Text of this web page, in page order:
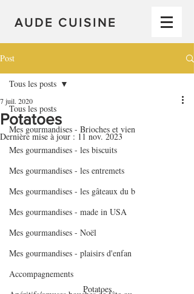
AUDE CUISINE
Post
Tous les posts
Mes gourmandises - Brioches et vien
Mes gourmandises - les biscuits
Mes gourmandises - les entremets
Mes gourmandises - les gâteaux du b
Mes gourmandises - made in USA
Mes gourmandises - Noël
Mes gourmandises - plaisirs d'enfan
Accompagnements
Tous les posts
Potatoes
7 juil. 2020
Dernière mise à jour : 11 nov. 2023
Potatoes